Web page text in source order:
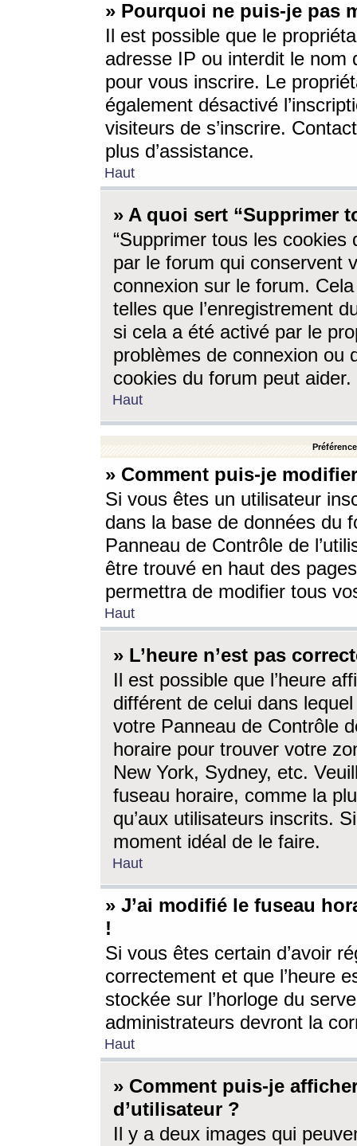
» Pourquoi ne puis-je pas
Il est possible que le
adresse IP ou interdit le nom
pour vous inscrire. Le
également désactivé
visiteurs de s’inscrire.
plus d’assistance.
Haut
» A quoi sert “Supprimer
“Supprimer tous les cookies
par le forum qui conservent
connexion sur le forum.
telles que l’enregistrement
si cela a été activé par le
problèmes de connexion ou
cookies du forum peut aider.
Haut
» Comment puis-je
Si vous êtes un utilisateur
dans la base de données du
Panneau de Contrôle de
être trouvé en haut des
permettra de modifier tous
Haut
» L’heure n’est pas
Il est possible que l’heure
différent de celui dans
votre Panneau de Contrôle
horaire pour trouver votre
New York, Sydney, etc.
fuseau horaire, comme la
qu’aux utilisateurs inscrits.
moment idéal de le faire.
Haut
» J’ai modifié le fuseau
!
Si vous êtes certain d’avoir
correctement et que l’heure
stockée sur l’horloge du
administrateurs devront la
Haut
» Comment puis-je
d’utilisateur ?
Il y a deux images qui